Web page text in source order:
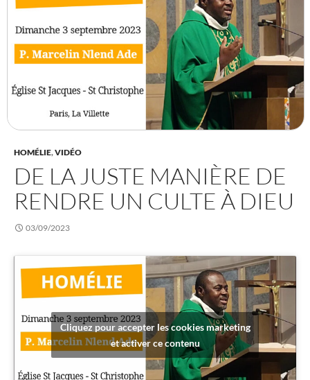
HOMÉLIE,VIDÉO
DE LA JUSTE MANIÈRE DE
RENDRE UN CULTE À DIEU
03/09/2023
Cliquez pour accepter les cookies marketing
et activer ce contenu